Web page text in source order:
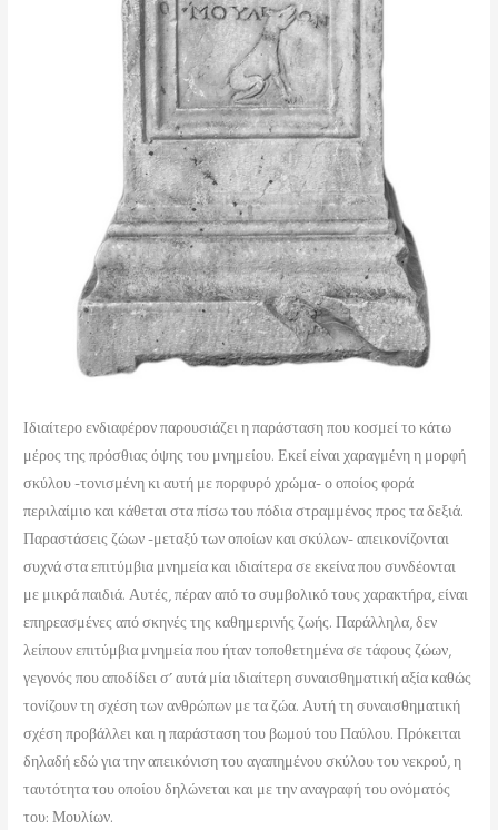
Ιδιαίτερο ενδιαφέρον παρουσιάζει η παράσταση που κοσμεί το κάτω
μέρος της πρόσθιας όψης του μνημείου. Εκεί είναι χαραγμένη η μορφή
σκύλου -τονισμένη κι αυτή με πορφυρό χρώμα- ο οποίος φορά
περιλαίμιο και κάθεται στα πίσω του πόδια στραμμένος προς τα δεξιά.
Παραστάσεις ζώων -μεταξύ των οποίων και σκύλων- απεικονίζονται
συχνά στα επιτύμβια μνημεία και ιδιαίτερα σε εκείνα που συνδέονται
με μικρά παιδιά. Αυτές, πέραν από το συμβολικό τους χαρακτήρα, είναι
επηρεασμένες από σκηνές της καθημερινής ζωής. Παράλληλα, δεν
λείπουν επιτύμβια μνημεία που ήταν τοποθετημένα σε τάφους ζώων,
γεγονός που αποδίδει σ’ αυτά μία ιδιαίτερη συναισθηματική αξία καθώς
τονίζουν τη σχέση των ανθρώπων με τα ζώα. Αυτή τη συναισθηματική
σχέση προβάλλει και η παράσταση του βωμού του Παύλου. Πρόκειται
δηλαδή εδώ για την απεικόνιση του αγαπημένου σκύλου του νεκρού, η
ταυτότητα του οποίου δηλώνεται και με την αναγραφή του ονόματός
του: Μουλίων.